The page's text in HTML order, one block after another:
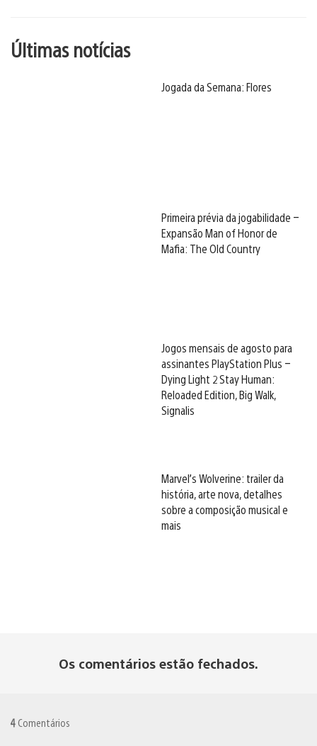
Últimas notícias
Jogada da Semana: Flores
Primeira prévia da jogabilidade –
Expansão Man of Honor de
Mafia: The Old Country
Jogos mensais de agosto para
assinantes PlayStation Plus –
Dying Light 2 Stay Human:
Reloaded Edition, Big Walk,
Signalis
Marvel’s Wolverine: trailer da
história, arte nova, detalhes
sobre a composição musical e
mais
Os comentários estão fechados.
4 Comentários